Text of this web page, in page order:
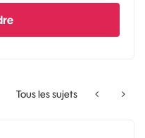
Tous les sujets